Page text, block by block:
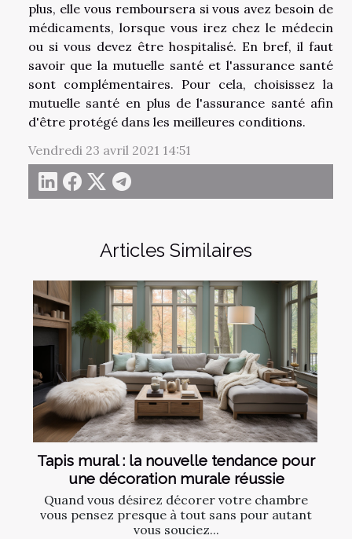
Articles Similaires
Tapis mural : la nouvelle tendance pour
une décoration murale réussie
Quand vous désirez décorer votre chambre
vous pensez presque à tout sans pour autant
vous souciez...
plus, elle vous remboursera si vous avez besoin de
médicaments, lorsque vous irez chez le médecin
ou si vous devez être hospitalisé. En bref, il faut
savoir que la mutuelle santé et l'assurance santé
sont complémentaires. Pour cela, choisissez la
mutuelle santé en plus de l'assurance santé afin
d'être protégé dans les meilleures conditions.
Vendredi 23 avril 2021 14:51